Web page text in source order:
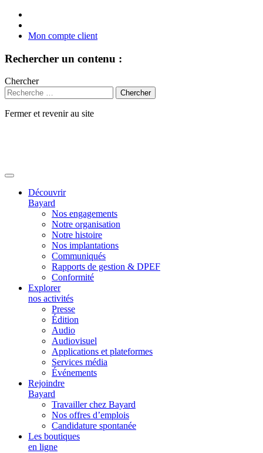
Mon compte client
Rechercher un contenu :
Chercher
Fermer et revenir au site
Découvrir
Bayard
Nos engagements
Notre organisation
Notre histoire
Nos implantations
Communiqués
Rapports de gestion & DPEF
Conformité
Explorer
nos activités
Presse
Édition
Audio
Audiovisuel
Applications et plateformes
Services média
Événements
Rejoindre
Bayard
Travailler chez Bayard
Nos offres d’emplois
Candidature spontanée
Les boutiques
en ligne